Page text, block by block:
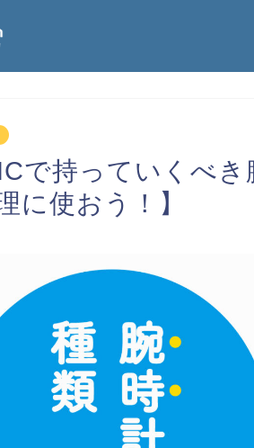
で持っていくべ
に使おう！】